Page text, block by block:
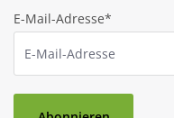
E-Mail-Adresse*